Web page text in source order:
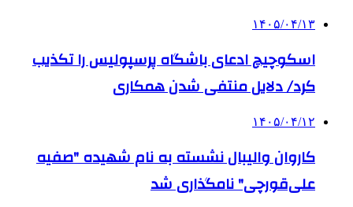
۱۴۰۵/۰۴/۱۳
اسکوچیچ ادعای باشگاه پرسپولیس را تکذیب
کرد/ دلایل منتفی شدن همکاری
۱۴۰۵/۰۴/۱۲
کاروان والیبال نشسته به نام شهیده "صفیه
علی‌قورچی" نامگذاری شد